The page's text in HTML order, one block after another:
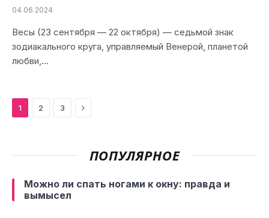
04.06.2024
Весы (23 сентября — 22 октября) — седьмой знак
зодиакального круга, управляемый Венерой, планетой
любви,…
1 2 3 Next
ПОПУЛЯРНОЕ
Можно ли спать ногами к окну: правда и
вымысел